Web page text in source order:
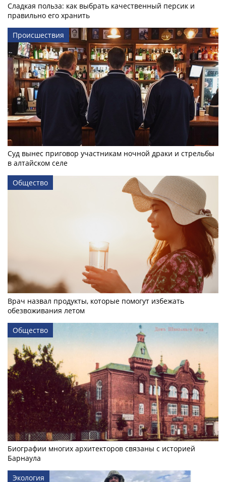
Сладкая польза: как выбрать качественный персик и
правильно его хранить
Происшествия
Суд вынес приговор участникам ночной драки и стрельбы
в алтайском селе
Общество
Врач назвал продукты, которые помогут избежать
обезвоживания летом
Общество
Биографии многих архитекторов связаны с историей
Барнаула
Экология